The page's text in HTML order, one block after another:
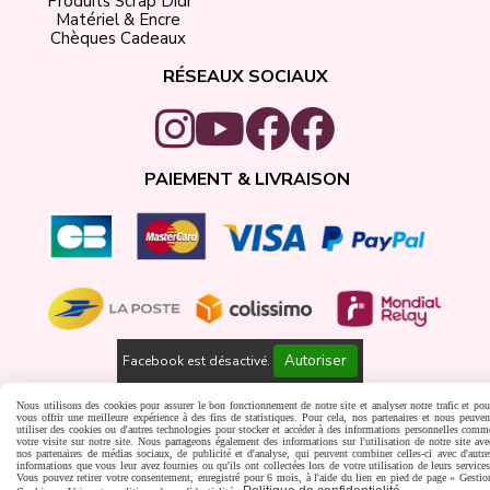
Matériel & Encre
Chèques Cadeaux
RÉSEAUX SOCIAUX
PAIEMENT & LIVRAISON
Facebook est désactivé.
Autoriser
Gestion cookies
Créer un site internet
Nous utilisons des cookies pour assurer le bon fonctionnement de notre site et analyser notre trafic et
vous offrir une meilleure expérience à des fins de statistiques. Pour cela, nos partenaires et nous
utiliser des cookies ou d'autres technologies pour stocker et accéder à des informations personnelles
votre visite sur notre site. Nous partageons également des informations sur l'utilisation de notre site
nos partenaires de médias sociaux, de publicité et d'analyse, qui peuvent combiner celles-ci avec
informations que vous leur avez fournies ou qu'ils ont collectées lors de votre utilisation de leurs
Vous pouvez retirer votre consentement, enregistré pour 6 mois, à l'aide du lien en pied de page «